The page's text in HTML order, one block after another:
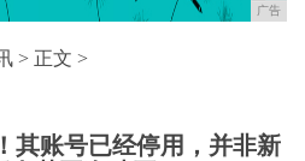
广告
> 正文 >
其账号已经停用，并非新